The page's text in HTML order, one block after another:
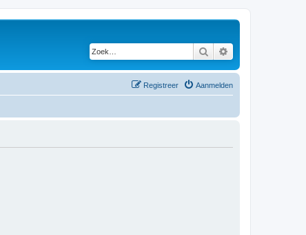
Zoek
Aanmelden
Registreer